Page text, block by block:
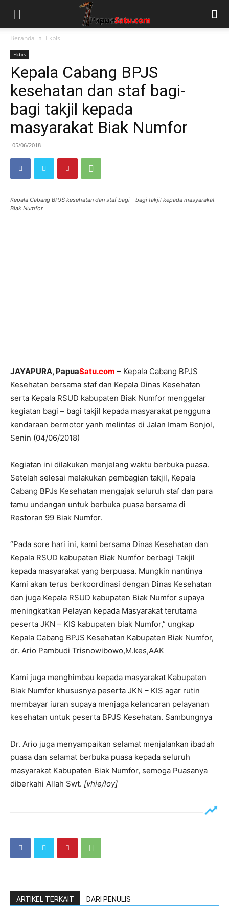
Beranda Ekbis
Ekbis
Kepala Cabang BPJS
kesehatan dan staf bagi-
bagi takjil kepada
masyarakat Biak Numfor
05/06/2018
Kepala Cabang BPJS kesehatan dan staf bagi - bagi takjil kepada masyarakat
Biak Numfor
JAYAPURA, PapuaSatu.com – Kepala Cabang BPJS
Kesehatan bersama staf dan Kepala Dinas Kesehatan
serta Kepala RSUD kabupaten Biak Numfor menggelar
kegiatan bagi – bagi takjil kepada masyarakat pengguna
kendaraan bermotor yanh melintas di Jalan Imam Bonjol,
Senin (04/06/2018)
Kegiatan ini dilakukan menjelang waktu berbuka puasa.
Setelah selesai melakukan pembagian takjil, Kepala
Cabang BPJs Kesehatan mengajak seluruh staf dan para
tamu undangan untuk berbuka puasa bersama di
Restoran 99 Biak Numfor.
“Pada sore hari ini, kami bersama Dinas Kesehatan dan
Kepala RSUD kabupaten Biak Numfor berbagi Takjil
kepada masyarakat yang berpuasa. Mungkin nantinya
Kami akan terus berkoordinasi dengan Dinas Kesehatan
dan juga Kepala RSUD kabupaten Biak Numfor supaya
meningkatkan Pelayan kepada Masyarakat terutama
peserta JKN – KIS kabupaten biak Numfor,” ungkap
Kepala Cabang BPJS Kesehatan Kabupaten Biak Numfor,
dr. Ario Pambudi Trisnowibowo,M.kes,AAK
Kami juga menghimbau kepada masyarakat Kabupaten
Biak Numfor khususnya peserta JKN – KIS agar rutin
membayar iuran supaya menjaga kelancaran pelayanan
kesehatan untuk peserta BPJS Kesehatan. Sambungnya
Dr. Ario juga menyampaikan selamat menjalankan ibadah
puasa dan selamat berbuka puasa kepada seluruh
masyarakat Kabupaten Biak Numfor, semoga Puasanya
diberkahi Allah Swt. [vhie/loy]
ARTIKEL TERKAIT DARI PENULIS